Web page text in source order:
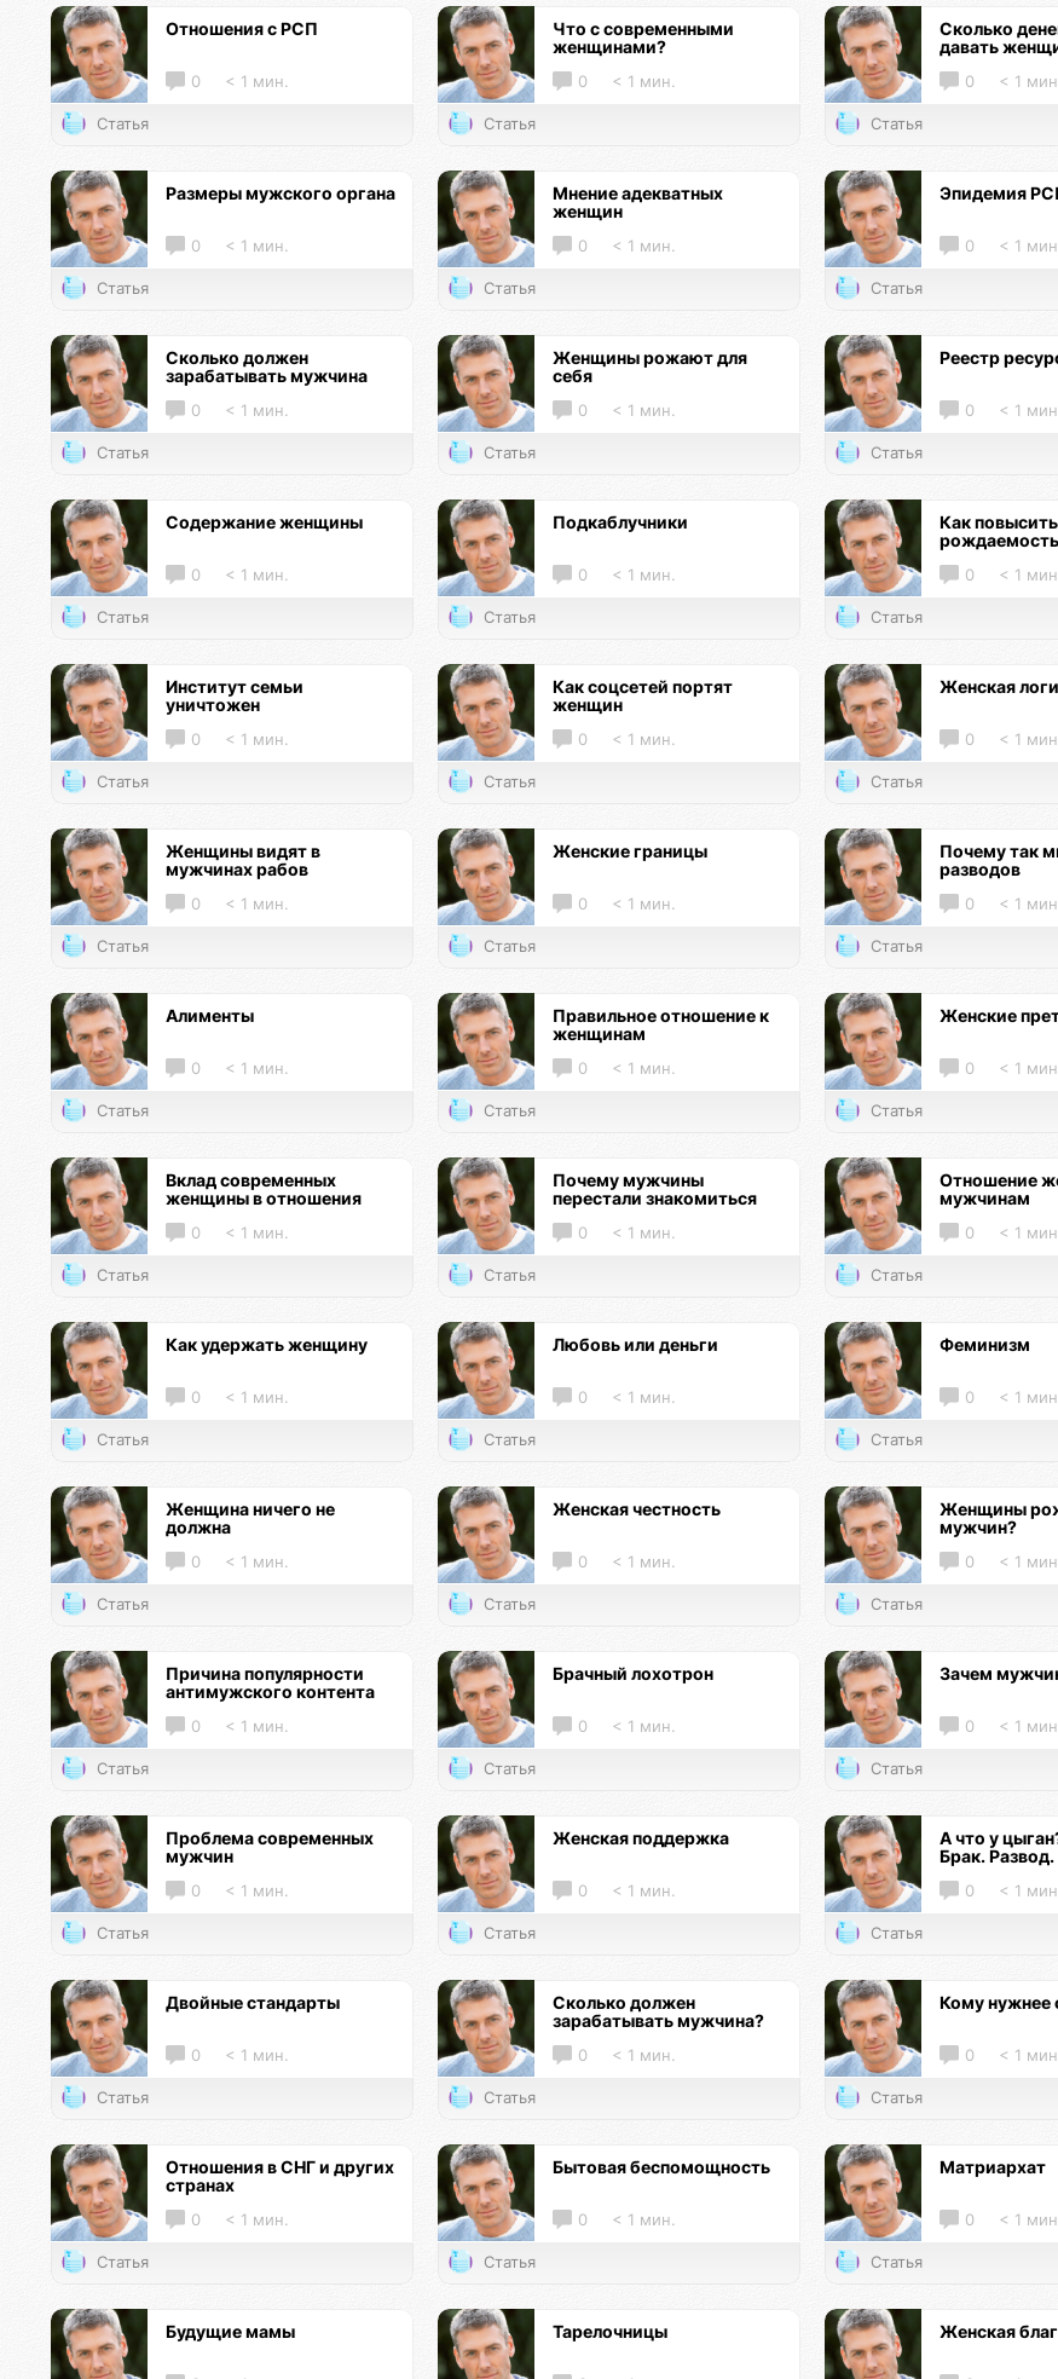
Отношения с РСП
0 < 1 мин.
Статья
Что с современными
женщинами?
0 < 1 мин.
Статья
Сколько
давать
0 < 1
Статья
Размеры мужского органа
0 < 1 мин.
Статья
Мнение адекватных
женщин
0 < 1 мин.
Статья
Эпидемия
0 < 1
Статья
Сколько должен
зарабатывать мужчина
0 < 1 мин.
Статья
Женщины рожают для
себя
0 < 1 мин.
Статья
Реестр
0 < 1
Статья
Содержание женщины
0 < 1 мин.
Статья
Подкаблучники
0 < 1 мин.
Статья
Как повысить
рождаемость
0 < 1
Статья
Институт семьи
уничтожен
0 < 1 мин.
Статья
Как соцсетей портят
женщин
0 < 1 мин.
Статья
Женская
0 < 1
Статья
Женщины видят в
мужчинах рабов
0 < 1 мин.
Статья
Женские границы
0 < 1 мин.
Статья
Почему так
разводов
0 < 1
Статья
Алименты
0 < 1 мин.
Статья
Правильное отношение к
женщинам
0 < 1 мин.
Статья
Женские
0 < 1
Статья
Вклад современных
женщины в отношения
0 < 1 мин.
Статья
Почему мужчины
перестали знакомиться
0 < 1 мин.
Статья
Отношение
мужчинам
0 < 1
Статья
Как удержать женщину
0 < 1 мин.
Статья
Любовь или деньги
0 < 1 мин.
Статья
Феминизм
0 < 1
Статья
Женщина ничего не
должна
0 < 1 мин.
Статья
Женская честность
0 < 1 мин.
Статья
Женщины
мужчин?
0 < 1
Статья
Причина популярности
антимужского контента
0 < 1 мин.
Статья
Брачный лохотрон
0 < 1 мин.
Статья
Зачем
0 < 1
Статья
Проблема современных
мужчин
0 < 1 мин.
Статья
Женская поддержка
0 < 1 мин.
Статья
А что у
Брак. Развод.
0 < 1
Статья
Двойные стандарты
0 < 1 мин.
Статья
Сколько должен
зарабатывать мужчина?
0 < 1 мин.
Статья
Кому нужнее
0 < 1
Статья
Отношения в СНГ и других
странах
0 < 1 мин.
Статья
Бытовая беспомощность
0 < 1 мин.
Статья
Матриархат
0 < 1
Статья
Будущие мамы Тарелочницы Женская